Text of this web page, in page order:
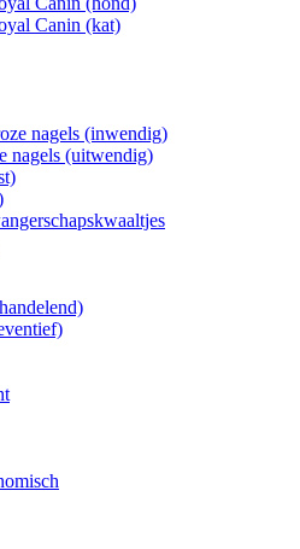
Canin (kat)
nagels (inwendig)
nagels (uitwendig)